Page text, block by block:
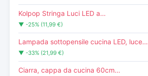
Kolpop Stringa Luci LED a…
▼ -25% (11,99 €)
Lampada sottopensile cucina LED, luce…
▼ -33% (21,99 €)
Ciarra, cappa da cucina 60cm…